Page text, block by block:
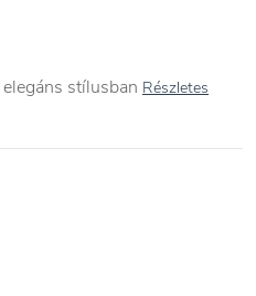
stílusban Részletes